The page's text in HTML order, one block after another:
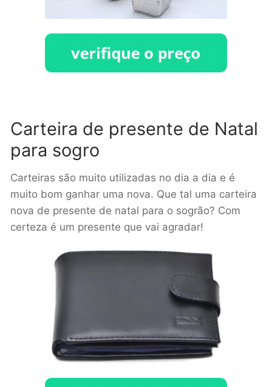
Carteira de presente de Natal
para sogro
Carteiras são muito utilizadas no dia a dia e é
muito bom ganhar uma nova. Que tal uma carteira
nova de presente de natal para o sogrão? Com
certeza é um presente que vai agradar!